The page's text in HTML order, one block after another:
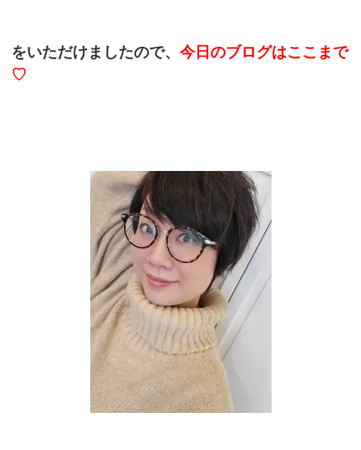
をいただけましたので、今日のブログはここまで
♡